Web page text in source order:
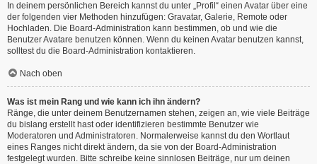
In deinem persönlichen Bereich kannst du unter „Profil“ einen Avatar über eine
der folgenden vier Methoden hinzufügen: Gravatar, Galerie, Remote oder
Hochladen. Die Board-Administration kann bestimmen, ob und wie die
Benutzer Avatare benutzen können. Wenn du keinen Avatar benutzen kannst,
solltest du die Board-Administration kontaktieren.
Nach oben
Was ist mein Rang und wie kann ich ihn ändern?
Ränge, die unter deinem Benutzernamen stehen, zeigen an, wie viele Beiträge
du bislang erstellt hast oder identifizieren bestimmte Benutzer wie
Moderatoren und Administratoren. Normalerweise kannst du den Wortlaut
eines Ranges nicht direkt ändern, da sie von der Board-Administration
festgelegt wurden. Bitte schreibe keine sinnlosen Beiträge, nur um deinen